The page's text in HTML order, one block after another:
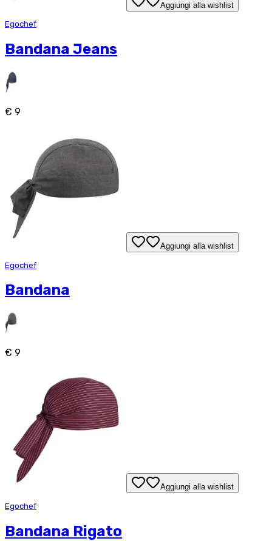
Aggiungi alla wishlist
Egochef
Bandana Jeans
€ 9
Aggiungi alla wishlist
Egochef
Bandana
€ 9
Aggiungi alla wishlist
Egochef
Bandana Rigato